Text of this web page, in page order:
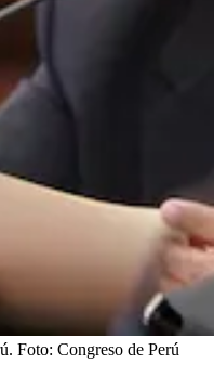
Foto: Congreso de Perú